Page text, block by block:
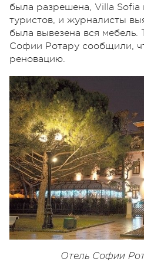
была разрешена, Villa Sofia
туристов, и журналисты
была вывезена вся мебель.
Софии Ротару сообщили,
реновацию.
Отель Софии